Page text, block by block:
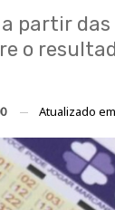
partir
o
Atualizado em